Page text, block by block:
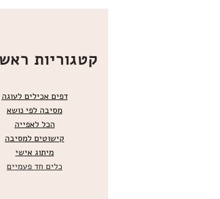
קטגוריות
דפים אכילים לעוגה
מסיבה לפי נושא
הכל לאפייה
קישוטים למסיבה
מיתוג אישי
כלים חד פעמיים